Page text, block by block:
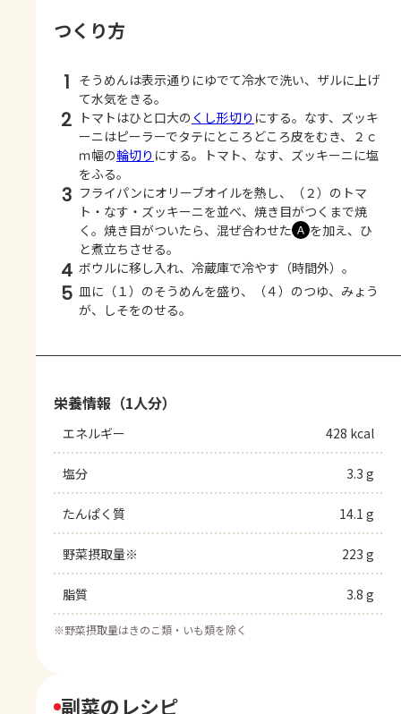
つくり方
1 そうめんは表示通りにゆでて冷水で洗い、ザルに上げ
て水気をきる。
2 トマトはひと口大の くし形切り にする。なす、ズッキ
ーニはピーラーでタテにところどころ皮をむき、２ｃ
ｍ幅の輪切り にする。トマト、なす、ズッキーニに塩
をふる。
3 フライパンにオリーブオイルを熱し、（２）のトマ
ト・なす・ズッキーニを並べ、焼き目がつくまで焼
く。焼き目がついたら、混ぜ合わせた Ａ を加え、ひ
と煮立ちさせる。
4 ボウルに移し入れ、冷蔵庫で冷やす（時間外）。
5 皿に（１）のそうめんを盛り、（４）のつゆ、みょう
が、しそをのせる。
栄養情報（1人分）
エネルギー 428 kcal
塩分 3.3 g
たんぱく質 14.1 g
野菜摂取量※ 223 g
脂質 3.8 g
※野菜摂取量はきのこ類・いも類を除く
副菜のレシピ